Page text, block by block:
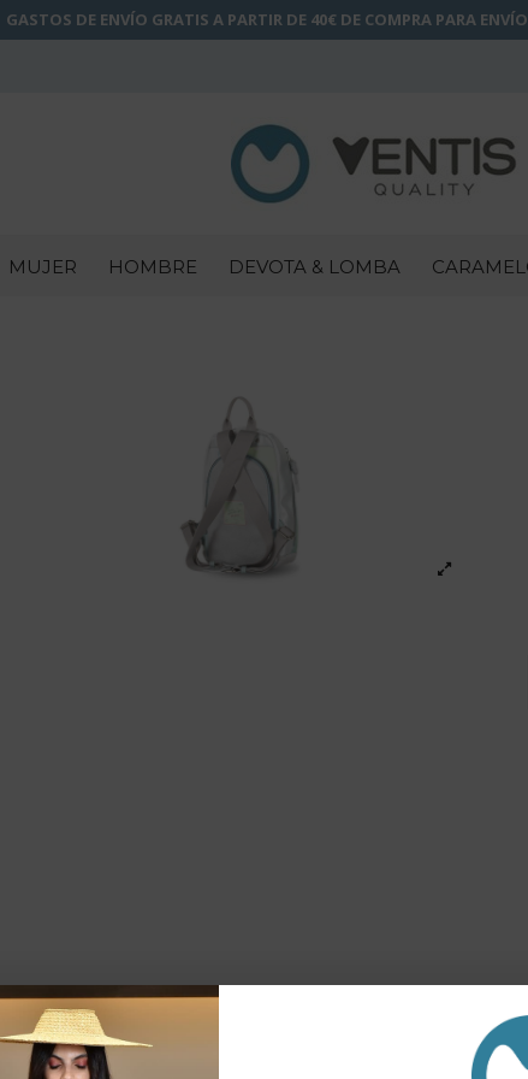
GASTOS DE ENVÍO GRATIS A PARTIR DE 40€ DE COMPRA PARA
MUJER HOMBRE DEVOTA & LOMBA